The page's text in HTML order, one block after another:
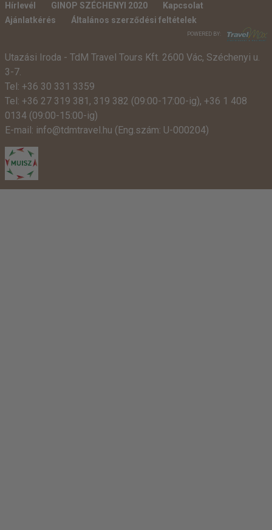
Hírlevél
GINOP SZÉCHENYI 2020
Kapcsolat
Ajánlatkérés
Általános szerződési feltételek
POWERED BY:
Utazási Iroda - TdM Travel Tours Kft. 2600 Vác, Széchenyi u.
3-7.
Tel: +36 30 331 3359
Tel: +36 27 319 381 , 319 382 (09:00-17:00-ig), +36 1 408
0134 (09:00-15:00-ig)
E-mail: info@tdmtravel.hu (Eng.szám: U-000204)